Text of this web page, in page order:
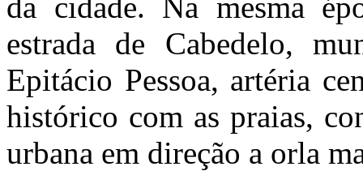
estrada de Cabedelo,
Epitácio Pessoa, artéria
histórico com as praias,
urbana em direção a orla